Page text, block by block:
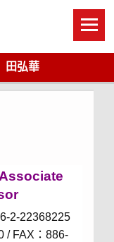
田弘華
2-22368225
/ FAX：886-